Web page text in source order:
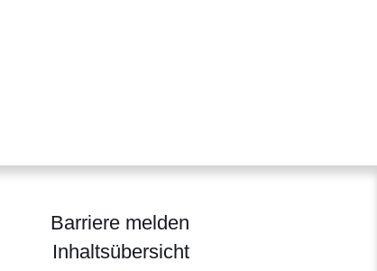
Barriere melden
Inhaltsübersicht